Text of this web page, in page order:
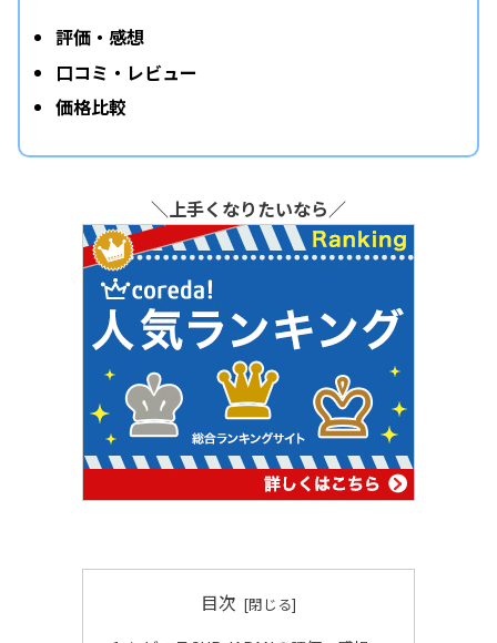
評価・感想
口コミ・レビュー
価格比較
＼上手くなりたいなら／
目次